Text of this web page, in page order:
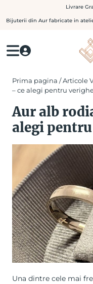
to
Livrare
Bijuterii din Aur fabricate in
Prima pagina /Articole
– ce alegi pentru
Aur alb
alegi
Una dintre cele mai